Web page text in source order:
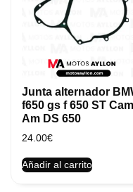
Junta alternador
f650 gs f 650 ST Cam
Am DS 650
24.00€
Añadir al carrito